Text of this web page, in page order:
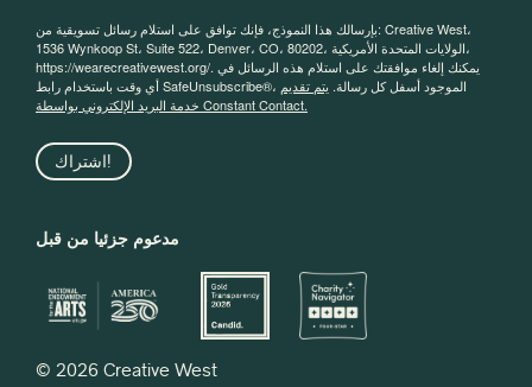
بإرسالك هذا النموذج، فإنك توافق على استلام رسائل تسويقية من: Creative West،
1536 Wynkoop St، Suite 522، Denver، CO، 80202، الولايات المتحدة الأمريكية،
https://wearecreativewest.org/. يمكنك إلغاء موافقتك على استلام هذه الرسائل في
أي وقت باستخدام رابط SafeUnsubscribe®، الموجود أسفل كل رسالة. يتم تقديم
خدمة البريد الإلكتروني بواسطة Constant Contact.
اشتراك!
مدعوم جزئيا من قبل
© 2026 Creative West